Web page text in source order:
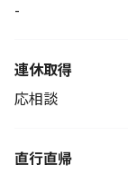
-
連休取得
応相談
直行直帰